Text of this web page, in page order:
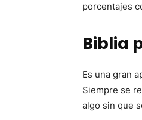
porcentajes
Biblia
Es una gran
Siempre se
algo sin que